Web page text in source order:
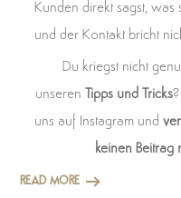
Kunden direkt sagst,
und der Kontakt bricht
Du kriegst nicht
unseren Tipps und Tricks
uns auf Instagram und
keinen Beitrag
READ MORE